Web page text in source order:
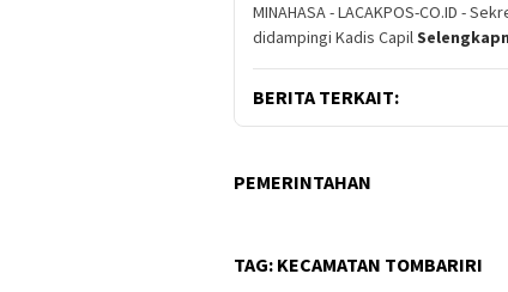
MINAHASA - LACAKPOS-CO.ID -
didampingi Kadis Capil
BERITA TERKAIT:
PEMERINTAHAN
TAG: KECAMATAN TOMBARIRI